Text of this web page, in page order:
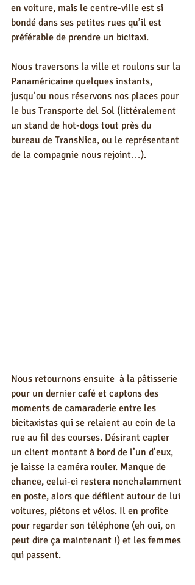
en voiture, mais le centre-ville est si
bondé dans ses petites rues qu’il est
préférable de prendre un bicitaxi.
Nous traversons la ville et roulons sur la
Panaméricaine quelques instants,
jusqu’ou nous réservons nos places pour
le bus Transporte del Sol (littéralement
un stand de hot-dogs tout près du
bureau de TransNica, ou le représentant
de la compagnie nous rejoint…).
Nous retournons ensuite  à la pâtisserie
pour un dernier café et captons des
moments de camaraderie entre les
bicitaxistas qui se relaient au coin de la
rue au fil des courses. Désirant capter
un client montant à bord de l’un d’eux,
je laisse la caméra rouler. Manque de
chance, celui-ci restera nonchalamment
en poste, alors que défilent autour de lui
voitures, piétons et vélos. Il en profite
pour regarder son téléphone (eh oui, on
peut dire ça maintenant !) et les femmes
qui passent.